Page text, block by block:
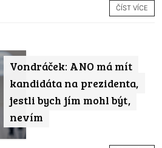
ČÍST VÍCE
Vondráček: ANO má mít
kandidáta na prezidenta,
jestli bych jím mohl být,
nevím